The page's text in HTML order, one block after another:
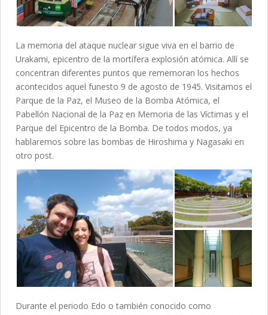
La memoria del ataque nuclear sigue viva en el barrio de
Urakami, epicentro de la mortífera explosión atómica. Allí se
concentran diferentes puntos que rememoran los hechos
acontecidos aquel funesto 9 de agosto de 1945. Visitamos el
Parque de la Paz, el Museo de la Bomba Atómica, el
Pabellón Nacional de la Paz en Memoria de las Víctimas y el
Parque del Epicentro de la Bomba. De todos modos, ya
hablaremos sobre las bombas de Hiroshima y Nagasaki en
otro post.
Durante el periodo Edo o también conocido como